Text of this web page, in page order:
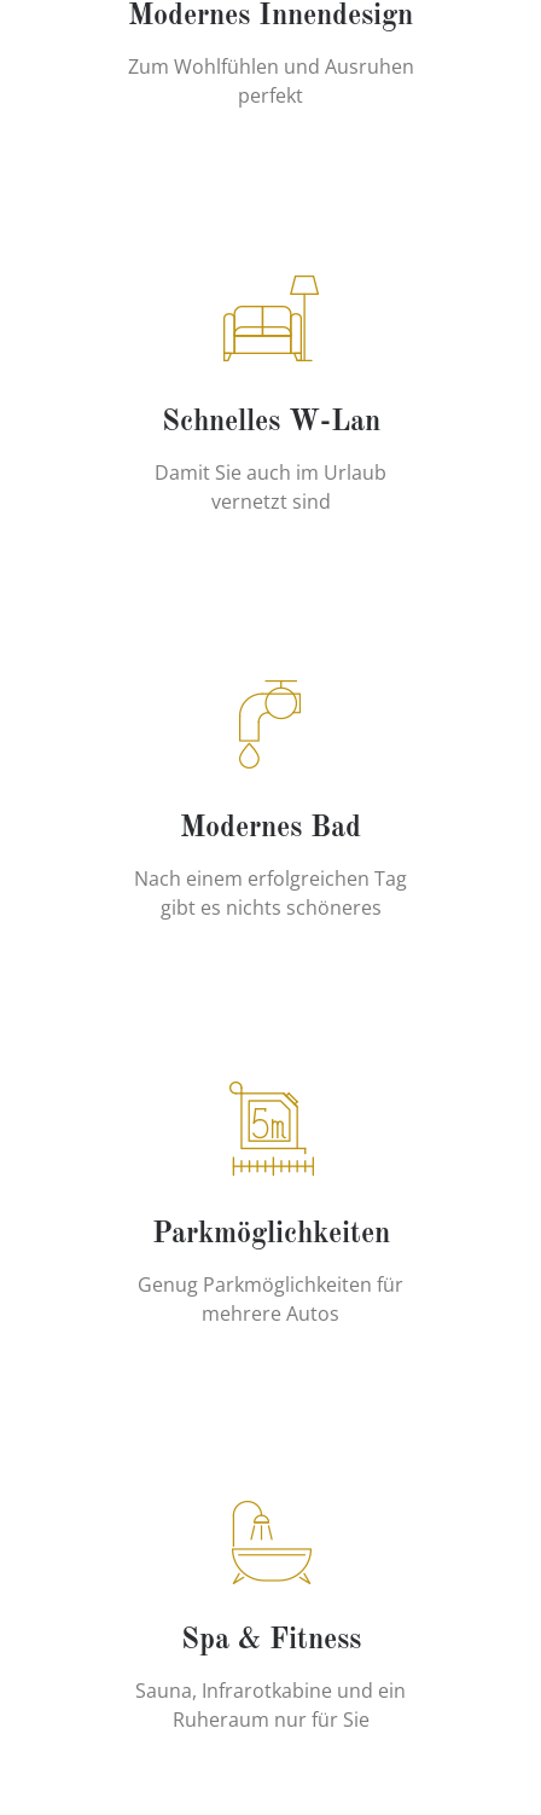
Modernes Innendesign
Zum Wohlfühlen und Ausruhen
perfekt
Schnelles W-Lan
Damit Sie auch im Urlaub
vernetzt sind
Modernes Bad
Nach einem erfolgreichen Tag
gibt es nichts schöneres
Parkmöglichkeiten
Genug Parkmöglichkeiten für
mehrere Autos
Spa & Fitness
Sauna, Infrarotkabine und ein
Ruheraum nur für Sie